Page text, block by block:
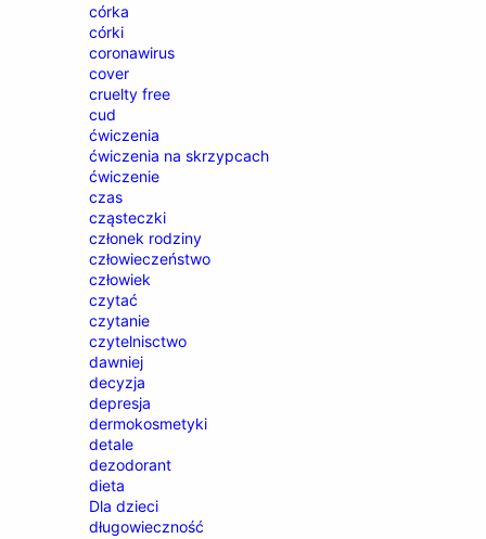
córka
córki
coronawirus
cover
cruelty free
cud
ćwiczenia
ćwiczenia na skrzypcach
ćwiczenie
czas
cząsteczki
członek rodziny
człowieczeństwo
człowiek
czytać
czytanie
czytelnisctwo
dawniej
decyzja
depresja
dermokosmetyki
detale
dezodorant
dieta
Dla dzieci
długowieczność